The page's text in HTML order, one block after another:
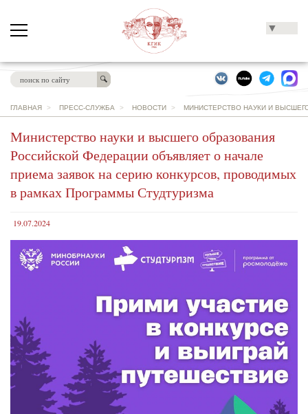
▼
ГЛАВНАЯ > ПРЕСС-СЛУЖБА > НОВОСТИ > МИНИСТЕРСТВО НАУКИ И
Министерство науки и высшего образования
Российской Федерации объявляет о начале
приема заявок на серию конкурсов, проводимых
в рамках Программы Студтуризма
19.07.2024